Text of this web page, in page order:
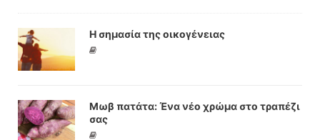
Η σημασία της οικογένειας
Μωβ πατάτα: Ένα νέο χρώμα στο τραπέζι
σας